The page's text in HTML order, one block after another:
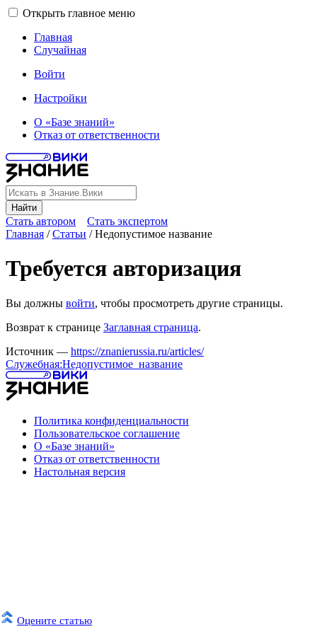
Открыть главное меню
Главная
Случайная
Войти
Настройки
О «Базе знаний»
Отказ от ответственности
Найти
Стать автором Стать экспертом
Оцените статью
Главная /Статьи /Недопустимое название
Требуется авторизация
Вы должны войти, чтобы просмотреть другие страницы.
Возврат к странице Заглавная страница.
Источник — https://znanierussia.ru/articles/
Служебная:Недопустимое_название
Политика конфиденциальности
Пользовательское соглашение
О «Базе знаний»
Отказ от ответственности
Настольная версия